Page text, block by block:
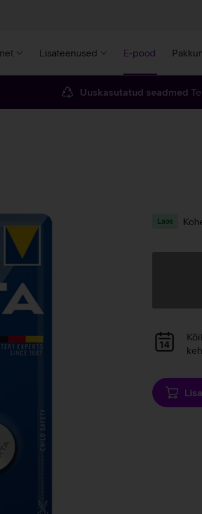
Lisateenused E-pood
Uuskasutatud seadmed
Laos
Andmete
laadimine